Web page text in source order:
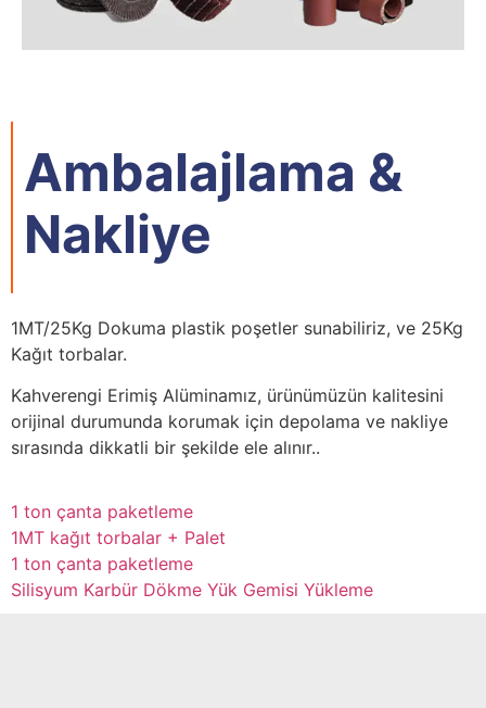
Ambalajlama &
Nakliye
1MT/25Kg Dokuma plastik poşetler sunabiliriz, ve 25Kg
Kağıt torbalar.
Kahverengi Erimiş Alüminamız, ürünümüzün kalitesini
orijinal durumunda korumak için depolama ve nakliye
sırasında dikkatli bir şekilde ele alınır..
1 ton çanta paketleme
1MT kağıt torbalar + Palet
1 ton çanta paketleme
Silisyum Karbür Dökme Yük Gemisi Yükleme